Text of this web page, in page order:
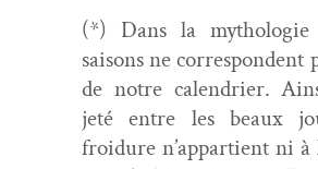
(*) Dans la mytholo­gie
saisons ne cor­re­spon­dent
de notre cal­en­dri­er.
jeté entre les beaux
froidure n’appartient ni à